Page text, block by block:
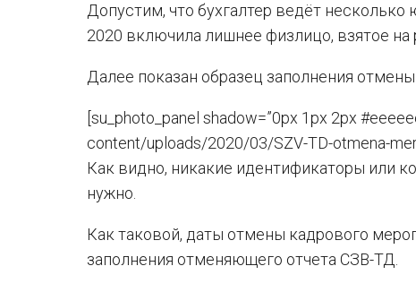
Допустим, что бухгалтер ведёт
2020 включила лишнее физлицо, взятое на
Далее показан образец заполнения
[su_photo_panel shadow=”0px 1px 2px
content/uploads/2020/03/SZV-TD-otmena-
Как видно, никакие идентификаторы или
нужно.
Как таковой, даты отмены кадрового
заполнения отменяющего отчета СЗВ-ТД.